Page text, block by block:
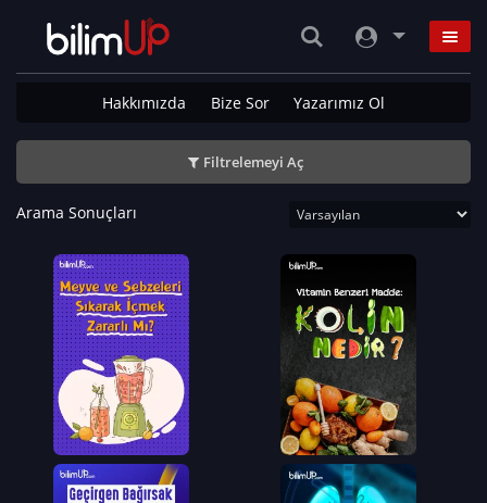
Hakkımızda Bize Sor Yazarımız Ol
Filtrelemeyi Aç
Arama Sonuçları